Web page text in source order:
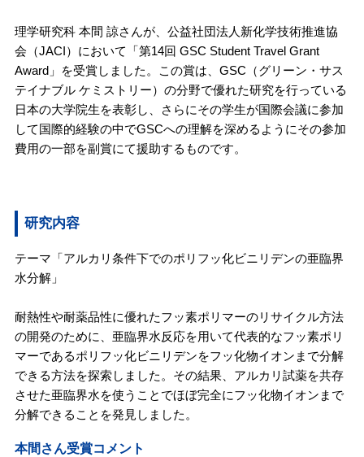
理学研究科 本間 諒さんが、公益社団法人新化学技術推進協
会（JACI）において「第14回 GSC Student Travel Grant
Award」を受賞しました。この賞は、GSC（グリーン・サス
テイナブル ケミストリー）の分野で優れた研究を行っている
日本の大学院生を表彰し、さらにその学生が国際会議に参加
して国際的経験の中でGSCへの理解を深めるようにその参加
費用の一部を副賞にて援助するものです。
研究内容
テーマ「アルカリ条件下でのポリフッ化ビニリデンの亜臨界
水分解」
耐熱性や耐薬品性に優れたフッ素ポリマーのリサイクル方法
の開発のために、亜臨界水反応を用いて代表的なフッ素ポリ
マーであるポリフッ化ビニリデンをフッ化物イオンまで分解
できる方法を探索しました。その結果、アルカリ試薬を共存
させた亜臨界水を使うことでほぼ完全にフッ化物イオンまで
分解できることを発見しました。
本間さん受賞コメント